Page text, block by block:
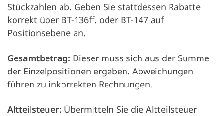
Stückzahlen ab. Geben Sie stattdessen Rabatte
korrekt über BT-136ff. oder BT-147 auf
Positionsebene an.
Gesamtbetrag: Dieser muss sich aus der Summe
der Einzelpositionen ergeben. Abweichungen
führen zu inkorrekten Rechnungen.
Altteilsteuer: Übermitteln Sie die Altteilsteuer